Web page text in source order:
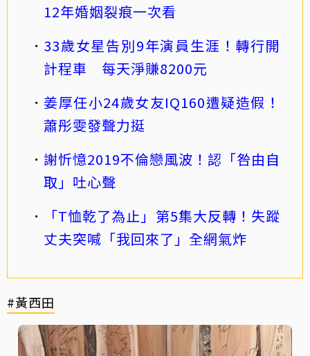
12年婚姻裂痕一次看
33歲女星告別9年演員生涯！轉行開
計程車 每天淨賺8200元
姜厚任小24歲女友IQ160遭疑造假！
蕭彤雯發聲力挺
謝忻憶2019不倫戀風波！認「咎由自
取」吐心聲
「T恤乾了為止」第5集大反轉！失蹤
丈夫突喊「我回來了」全網氣炸
#黃西田